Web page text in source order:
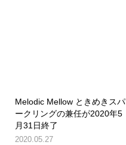
Melodic Mellow ときめきスパ
ークリングの兼任が2020年5
月31日終了
2020.05.27